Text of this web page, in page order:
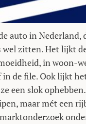
auto in Nederland,
wel zitten. Het lijkt
in woon-
in de file. Ook lijkt
een slok
maar mét een